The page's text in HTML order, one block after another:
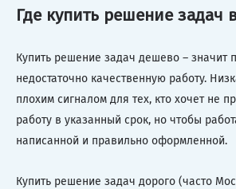
Где купить решение задач
Купить решение задач дешево – значит
недостаточно качественную работу.
плохим сигналом для тех, кто хочет не
работу в указанный срок, но чтобы
написанной и правильно оформленной.
Купить решение задач дорого (часто